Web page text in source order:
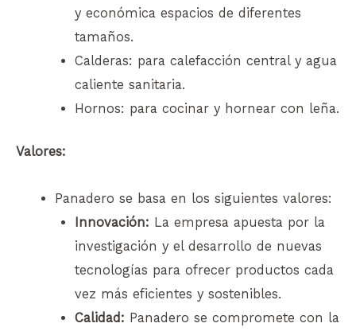
y económica espacios de diferentes
tamaños.
Calderas: para calefacción central y agua
caliente sanitaria.
Hornos: para cocinar y hornear con leña.
Valores:
Panadero se basa en los siguientes valores:
Innovación: La empresa apuesta por la
investigación y el desarrollo de nuevas
tecnologías para ofrecer productos cada
vez más eficientes y sostenibles.
Calidad: Panadero se compromete con la